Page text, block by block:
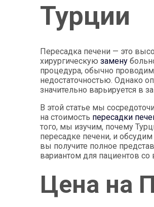
Турции
Пересадка печени — это
хирургическуюзамену
процедура, обычно
недостаточностью. Однако
значительно варьируется в
В этой статье мы
на стоимость пересадки
того, мы изучим, почему
пересадке печени, и
вы получите полное
вариантом для пациентов со
Цена на